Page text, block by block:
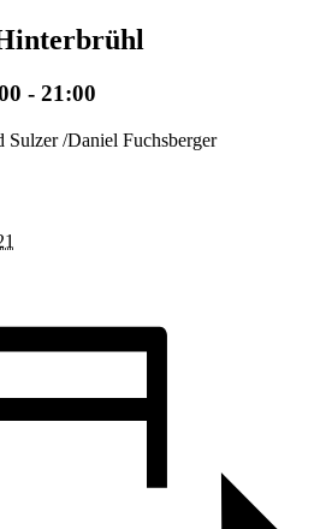
- 21:00
Sulzer /Daniel Fuchsberger